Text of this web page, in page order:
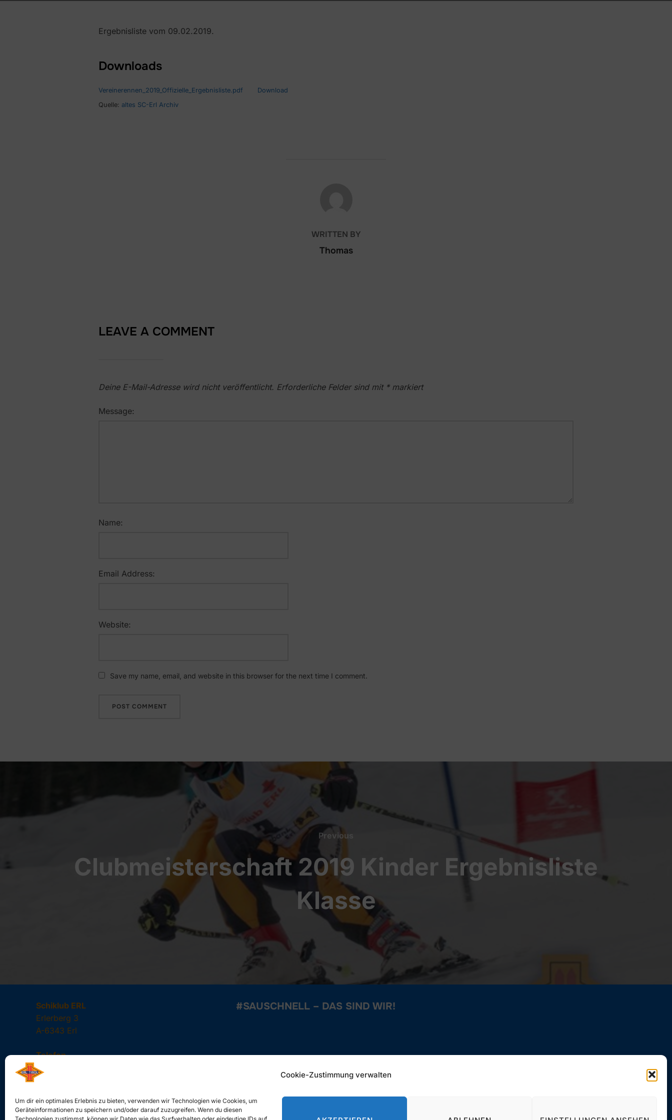
Cookie-Zustimmung verwalten
Um dir ein optimales Erlebnis zu bieten, verwenden wir Technologien wie Cookies, um
Geräteinformationen zu speichern und/oder darauf zuzugreifen. Wenn du diesen
Ergebnisliste vom 09.02.2019.
Downloads
Vereinerennen_2019_Offizielle_Ergebnisliste.pdf
Download
Quelle: altes SC-Erl Archiv
WRITTEN BY
Thomas
LEAVE A COMMENT
Deine E-Mail-Adresse wird nicht veröffentlicht. Erforderliche Felder sind mit *markiert
Message:
Name:
Email Address:
Website:
Save my name, email, and website in this browser for the next time I comment.
Previous
Previous
Clubmeisterschaft 2019 Kinder Ergebnisliste
Klasse
Schiklub ERL
Erlerberg 3
A-6343 Erl
Telefon
+43 676 843264362
info@sc-erl.at
#SAUSCHNELL – DAS SIND WIR!
Search
for:
SEARCH